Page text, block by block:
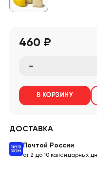
460 ₽
В КОРЗИНУ
ДОСТАВКА
Почтой России
от 2 до 10 календарных